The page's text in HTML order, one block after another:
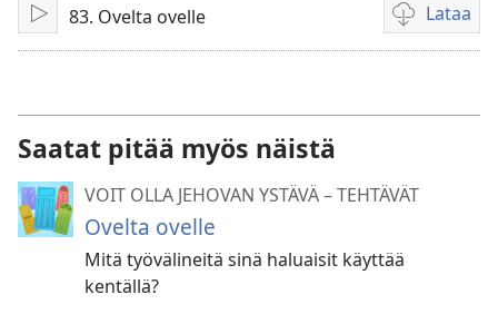
Toista83. Ovelta ovelle Lataa
Videoiden
Saatat pitää myös näistä
VOIT OLLA JEHOVAN YSTÄVÄ – TEHTÄVÄT
Ovelta ovelle
Mitä työvälineitä sinä haluaisit käyttää
kentällä?